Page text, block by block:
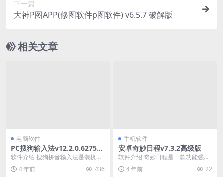
下一篇
大神P图APP(修图软件p图软件) v6.5.7 破解版
相关文章
电脑软件
PC搜狗输入法v12.2.0.6275
精简版
软件介绍 搜狗拼音输入法是装机必
备软件，其打字准、词库全、功能
强大、使得输入更高...
4 年前 436
手机软件
安卓奇妙日程v7.3.2高级版
软件介绍 奇妙日程是一款功能强大
理论全面的时间管理、行动管理、
日程管理、日程量化...
4 年前 22